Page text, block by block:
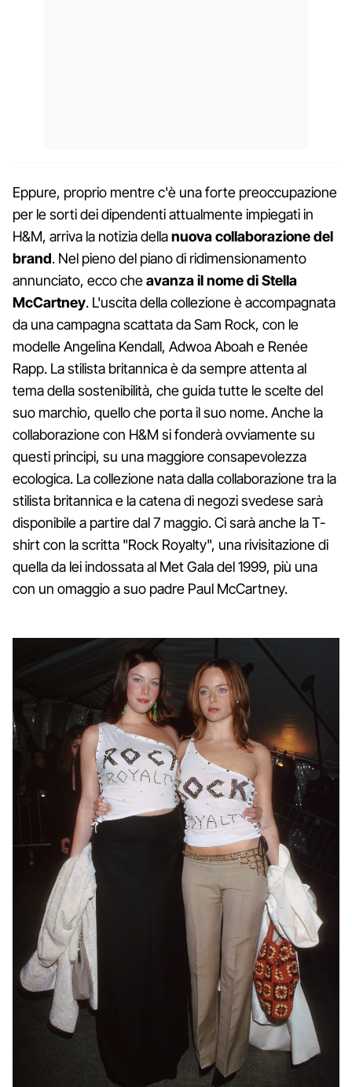
Eppure, proprio mentre c'è una forte preoccupazione
per le sorti dei dipendenti attualmente impiegati in
H&M, arriva la notizia dellanuova collaborazione del
brand. Nel pieno del piano di ridimensionamento
annunciato, ecco cheavanza il nome di Stella
McCartney. L'uscita della collezione è accompagnata
da una campagna scattata da Sam Rock, con le
modelle Angelina Kendall, Adwoa Aboah e Renée
Rapp. La stilista britannica è da sempre attenta al
tema della sostenibilità, che guida tutte le scelte del
suo marchio, quello che porta il suo nome. Anche la
collaborazione con H&M si fonderà ovviamente su
questi principi, su una maggiore consapevolezza
ecologica. La collezione nata dalla collaborazione tra la
stilista britannica e la catena di negozi svedese sarà
disponibile a partire dal 7 maggio. Ci sarà anche la T-
shirt con la scritta "Rock Royalty", una rivisitazione di
quella da lei indossata al Met Gala del 1999, più una
con un omaggio a suo padre Paul McCartney.